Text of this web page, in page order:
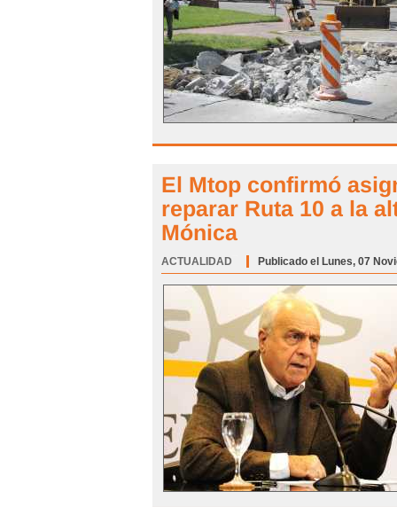
El Mtop confirmó
reparar Ruta 10 a la
Mónica
ACTUALIDAD Publicado el Lunes, 07